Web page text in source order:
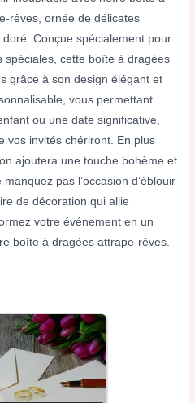
rêves, ornée de délicates
Conçue spécialement pour
spéciales, cette boîte à dragées
grâce à son design élégant et
vous permettant
ou une date significative,
vos invités chériront. En plus
ajoutera une touche bohème et
pas l’occasion d’éblouir
de décoration qui allie
votre événement en un
boîte à dragées attrape-rêves.